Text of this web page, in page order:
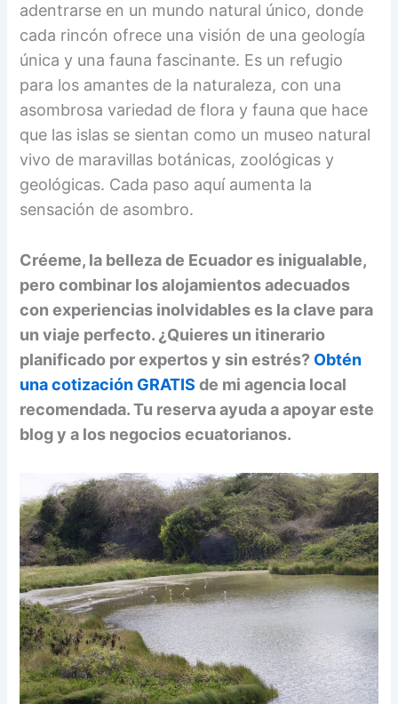
adentrarse en un mundo natural único, donde
cada rincón ofrece una visión de una geología
única y una fauna fascinante. Es un refugio
para los amantes de la naturaleza, con una
asombrosa variedad de flora y fauna que hace
que las islas se sientan como un museo natural
vivo de maravillas botánicas, zoológicas y
geológicas. Cada paso aquí aumenta la
sensación de asombro.
Créeme, la belleza de Ecuador es inigualable,
pero combinar los alojamientos adecuados
con experiencias inolvidables es la clave para
un viaje perfecto. ¿Quieres un itinerario
planificado por expertos y sin estrés? Obtén
una cotización GRATIS de mi agencia local
recomendada. Tu reserva ayuda a apoyar este
blog y a los negocios ecuatorianos.